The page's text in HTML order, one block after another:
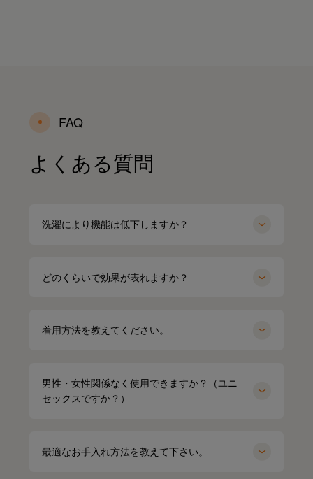
FAQ
よくある質問
洗濯により機能は低下しますか？
どのくらいで効果が表れますか？
着用方法を教えてください。
男性・女性関係なく使用できますか？（ユニ
セックスですか？）
最適なお手入れ方法を教えて下さい。